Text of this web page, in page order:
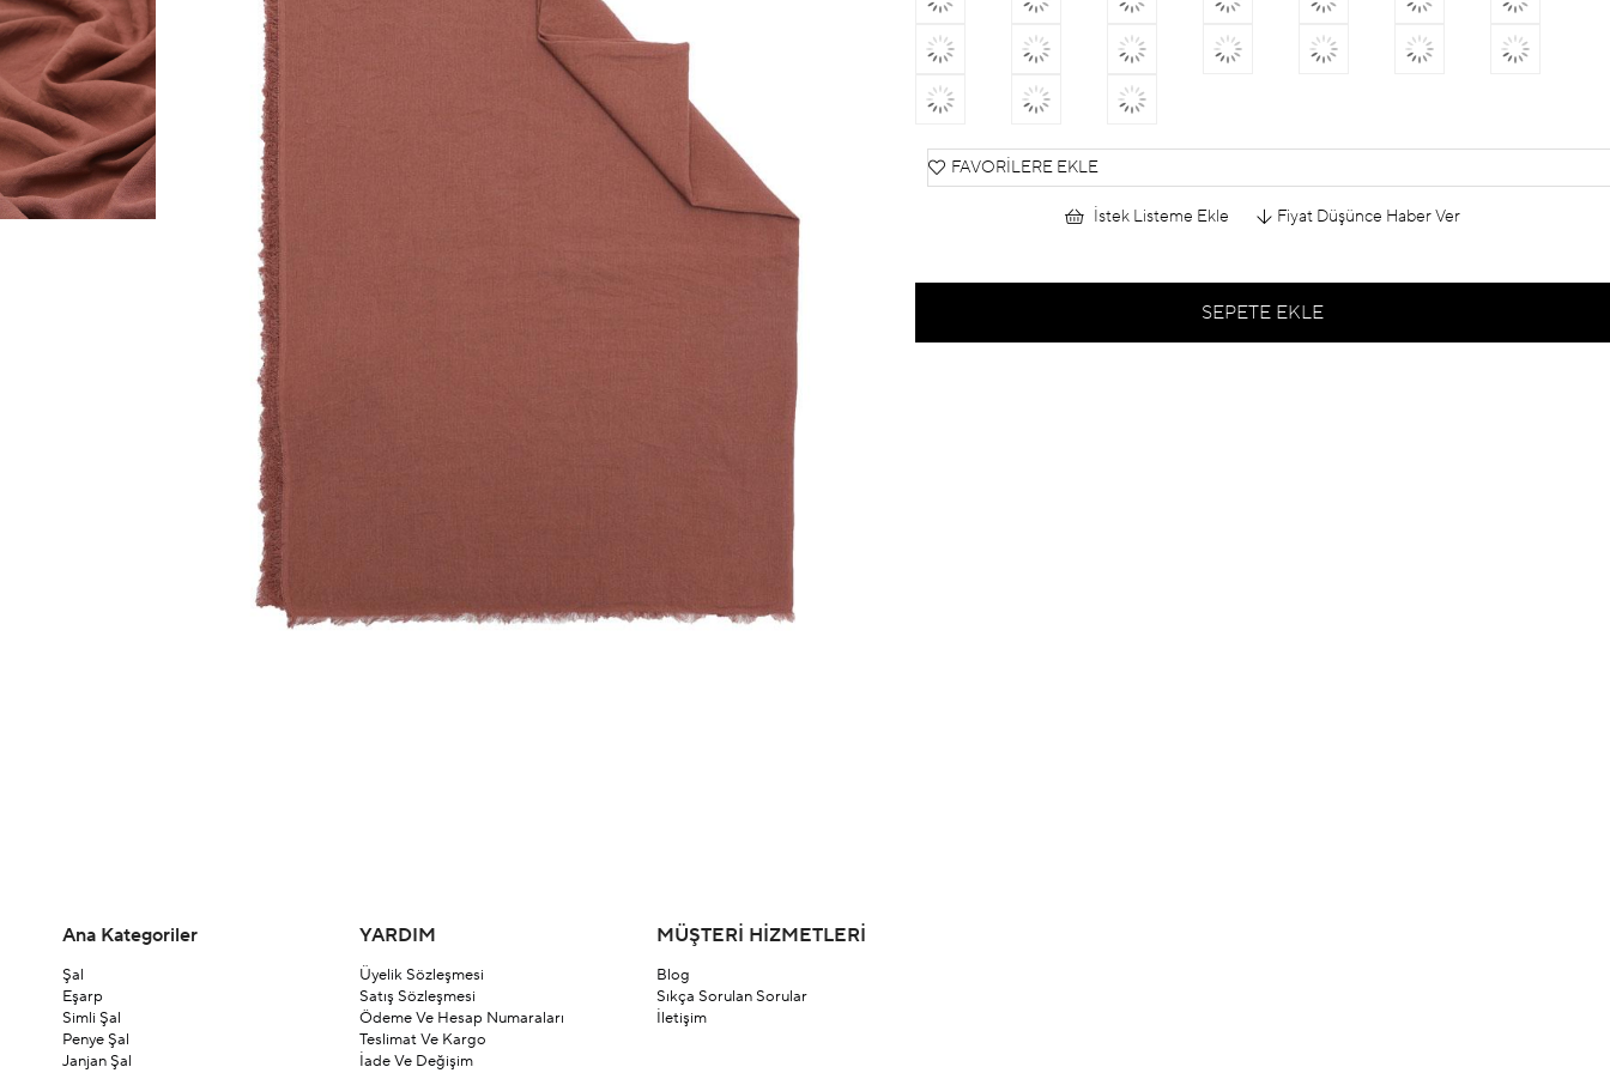
FAVORILERE EKLE
İstek Listeme Ekle Fiyat Düşünce Haber Ver
Ana Kategoriler
Şal
Eşarp
Simli Şal
Penye Şal
Janjan Şal
YARDIM
Üyelik Sözleşmesi
Satış Sözleşmesi
Ödeme Ve Hesap Numaraları
Teslimat Ve Kargo
İade Ve Değişim
MÜŞTERİ HİZMETLERİ
Blog
Sıkça Sorulan Sorular
İletişim